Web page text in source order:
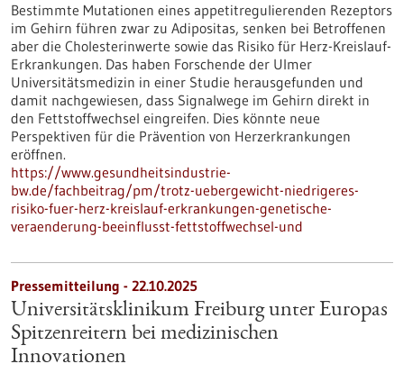
Bestimmte Mutationen eines appetitregulierenden Rezeptors
im Gehirn führen zwar zu Adipositas, senken bei Betroffenen
aber die Cholesterinwerte sowie das Risiko für Herz-Kreislauf-
Erkrankungen. Das haben Forschende der Ulmer
Universitätsmedizin in einer Studie herausgefunden und
damit nachgewiesen, dass Signalwege im Gehirn direkt in
den Fettstoffwechsel eingreifen. Dies könnte neue
Perspektiven für die Prävention von Herzerkrankungen
eröffnen.
https://www.gesundheitsindustrie-
bw.de/fachbeitrag/pm/trotz-uebergewicht-niedrigeres-
risiko-fuer-herz-kreislauf-erkrankungen-genetische-
veraenderung-beeinflusst-fettstoffwechsel-und
Pressemitteilung - 22.10.2025
Universitätsklinikum Freiburg unter Europas
Spitzenreitern bei medizinischen
Innovationen